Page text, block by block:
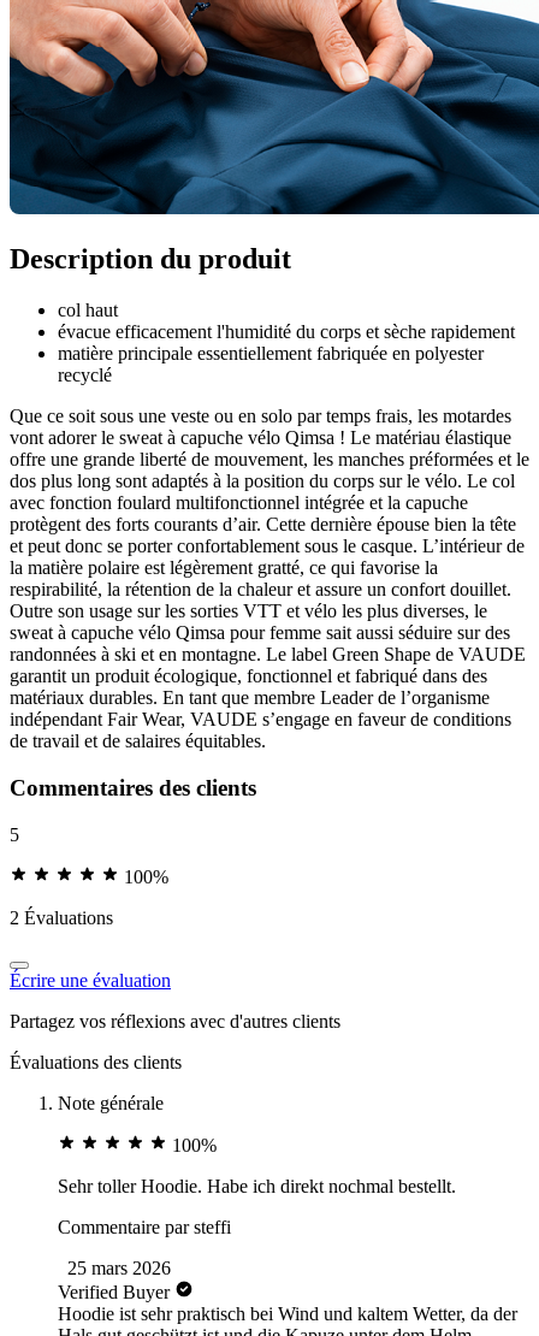
Description du produit
col haut
évacue efficacement l'humidité du corps et sèche rapidement
matière principale essentiellement fabriquée en polyester
recyclé
Que ce soit sous une veste ou en solo par temps frais, les motardes
vont adorer le sweat à capuche vélo Qimsa ! Le matériau élastique
offre une grande liberté de mouvement, les manches préformées et le
dos plus long sont adaptés à la position du corps sur le vélo. Le col
avec fonction foulard multifonctionnel intégrée et la capuche
protègent des forts courants d’air. Cette dernière épouse bien la tête
et peut donc se porter confortablement sous le casque. L’intérieur de
la matière polaire est légèrement gratté, ce qui favorise la
respirabilité, la rétention de la chaleur et assure un confort douillet.
Outre son usage sur les sorties VTT et vélo les plus diverses, le
sweat à capuche vélo Qimsa pour femme sait aussi séduire sur des
randonnées à ski et en montagne. Le label Green Shape de VAUDE
garantit un produit écologique, fonctionnel et fabriqué dans des
matériaux durables. En tant que membre Leader de l’organisme
indépendant Fair Wear, VAUDE s’engage en faveur de conditions
de travail et de salaires équitables.
Commentaires des clients
5
100%
2 Évaluations
Écrire une évaluation
Partagez vos réflexions avec d'autres clients
Évaluations des clients
Note générale
100%
Sehr toller Hoodie. Habe ich direkt nochmal bestellt.
Commentaire parsteffi
25 mars 2026
Verified Buyer
Hoodie ist sehr praktisch bei Wind und kaltem Wetter, da der